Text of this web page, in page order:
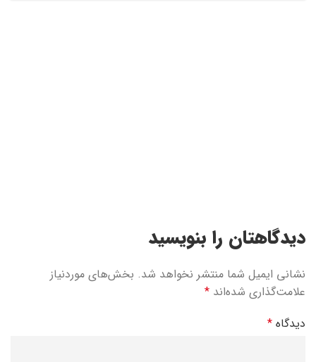
دیدگاهتان را بنویسید
نشانی ایمیل شما منتشر نخواهد شد. بخش‌های موردنیاز
علامت‌گذاری شده‌اند *
دیدگاه *